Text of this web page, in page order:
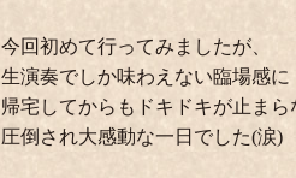
今回初めて行ってみましたが、
生演奏でしか味わえない臨場感に
帰宅してからもドキドキが止まら
圧倒され大感動な一日でした(涙)